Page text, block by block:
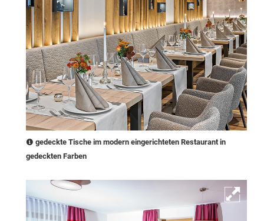
gedeckte Tische im modern eingerichteten Restaurant in
gedeckten Farben